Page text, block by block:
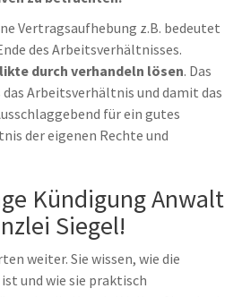
Vertragsaufhebung z.B. bedeutet
des Arbeitsverhältnisses.
durch verhandeln lösen. Das
Arbeitsverhältnis und damit das
für ein gutes
der eigenen Rechte und
Kündigung Anwalt
Siegel!
weiter. Sie wissen, wie die
und wie sie praktisch